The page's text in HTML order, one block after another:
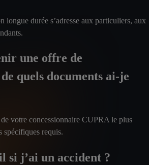
longue durée s’adresse aux particuliers, aux
une offre de
quels documents ai-je
votre concessionnaire CUPRA le plus
spécifiques requis.
si j’ai un accident ?